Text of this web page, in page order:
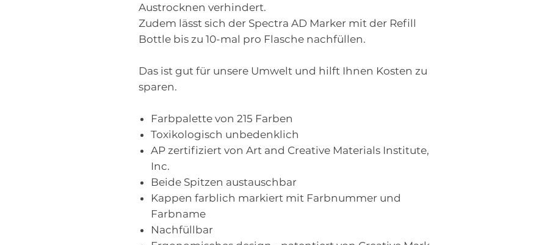
Austrocknen verhindert.
Zudem lässt sich der Spectra AD Marker mit der Refill
Bottle bis zu 10-mal pro Flasche nachfüllen.
Das ist gut für unsere Umwelt und hilft Ihnen Kosten zu
sparen.
Farbpalette von 215 Farben
Toxikologisch unbedenklich
AP zertifiziert von Art and Creative Materials Institute,
Inc.
Beide Spitzen austauschbar
Kappen farblich markiert mit Farbnummer und
Farbname
Nachfüllbar